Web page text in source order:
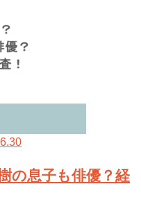
の息子も俳優？経